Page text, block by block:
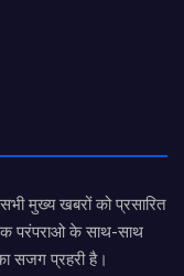
मुख्य खबरों को प्रसारित
परंपराओ के साथ-साथ
सजग प्रहरी है।